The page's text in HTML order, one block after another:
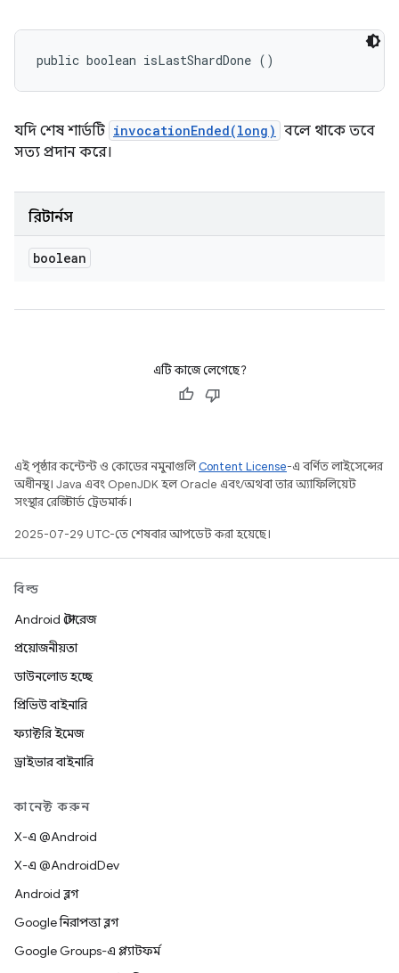
public boolean isLastShardDone ()
যদি শেষ শার্ডটি invocationEnded(long) বলে থাকে তবে
সত্য প্রদান করে।
রিটার্নস
boolean
এটি কাজে লেগেছে?
এই পৃষ্ঠার কন্টেন্ট ও কোডের নমুনাগুলিContent License-এ বর্ণিত লাইসেন্সের
অধীনস্থ। Java এবং OpenJDK হল Oracle এবং/অথবা তার অ্যাফিলিয়েট
সংস্থার রেজিস্টার্ড ট্রেডমার্ক।
2025-07-29 UTC-তে শেষবার আপডেট করা হয়েছে।
বিল্ড
Android স্টোরেজ
প্রয়োজনীয়তা
ডাউনলোড হচ্ছে
প্রিভিউ বাইনারি
ফ্যাক্টরি ইমেজ
ড্রাইভার বাইনারি
কানেক্ট করুন
X-এ @Android
X-এ @AndroidDev
Android ব্লগ
Google নিরাপত্তা ব্লগ
Google Groups-এ প্ল্যাটফর্ম